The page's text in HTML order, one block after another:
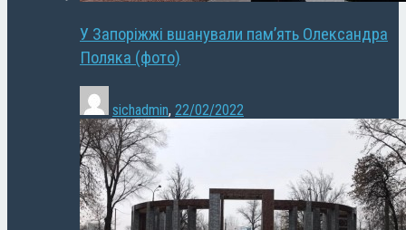
У Запоріжжі вшанували пам’ять Олександра
Поляка (фото)
sichadmin, 22/02/2022